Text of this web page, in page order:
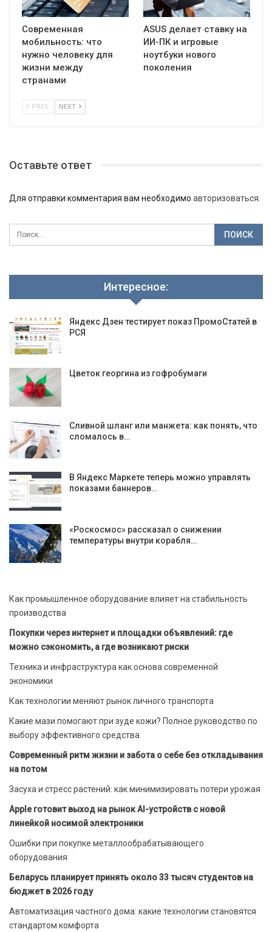
Современная
мобильность: что
нужно человеку для
жизни между
странами
ASUS делает ставку на
ИИ-ПК и игровые
ноутбуки нового
поколения
PREV NEXT
Оставьте ответ
Для отправки комментария вам необходимо авторизоваться
Интересное:
Яндекс Дзен тестирует показ ПромоСтатей в
РСЯ
Цветок георгина из гофробумаги
Сливной шланг или манжета: как понять, что
сломалось в…
В Яндекс Маркете теперь можно управлять
показами баннеров…
«Роскосмос» рассказал о снижении
температуры внутри корабля…
Как промышленное оборудование влияет на стабильность
производства
Покупки через интернет и площадки объявлений: где
можно сэкономить, а где возникают риски
Техника и инфраструктура как основа современной
экономики
Как технологии меняют рынок личного транспорта
Какие мази помогают при зуде кожи? Полное руководство по
выбору эффективного средства
Современный ритм жизни и забота о себе без откладывания
на потом
Засуха и стресс растений: как минимизировать потери урожая
Apple готовит выход на рынок AI-устройств с новой
линейкой носимой электроники
Ошибки при покупке металлообрабатывающего
оборудования
Беларусь планирует принять около 33 тысяч студентов на
бюджет в 2026 году
Автоматизация частного дома: какие технологии становятся
стандартом комфорта